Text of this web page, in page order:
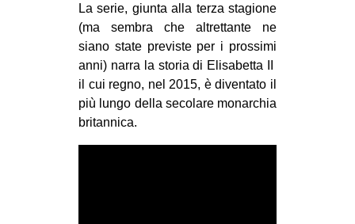
MUSICA
RECENSIONI
INTERNAZIONALE
AFRICA
La serie, giunta alla terza stagione
(ma sembra che altrettante ne
siano state previste per i prossimi
anni) narra la storia di Elisabetta II
il cui regno, nel 2015, è diventato il
più lungo della secolare monarchia
britannica.